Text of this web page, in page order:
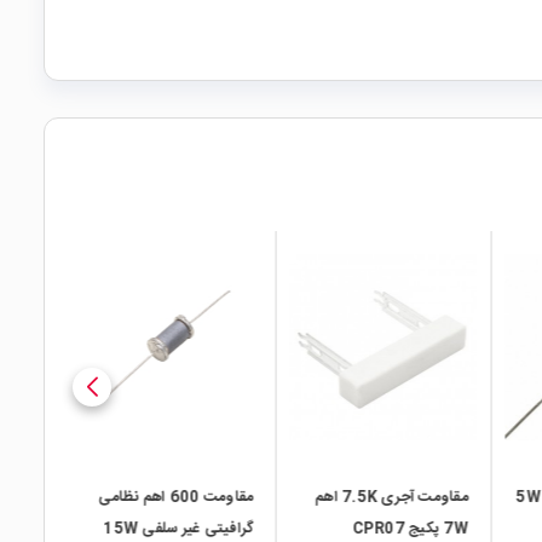
مقاومت آجری 7.5K اهم
مقاومت 600 اهم نظامی
مقاومت متال اکسید نظامی
30 اهم 3W آلمانی